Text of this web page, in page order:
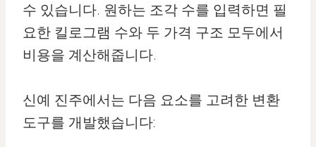
수 있습니다. 원하는 조각 수를 입력하면 필
요한 킬로그램 수와 두 가격 구조 모두에서
비용을 계산해줍니다.
신예 진주에서는 다음 요소를 고려한 변환
도구를 개발했습니다: